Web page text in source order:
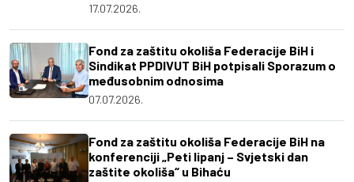
17.07.2026.
Fond za zaštitu okoliša Federacije BiH i
Sindikat PPDIVUT BiH potpisali Sporazum o
međusobnim odnosima
07.07.2026.
Fond za zaštitu okoliša Federacije BiH na
konferenciji „Peti lipanj – Svjetski dan
zaštite okoliša“ u Bihaću